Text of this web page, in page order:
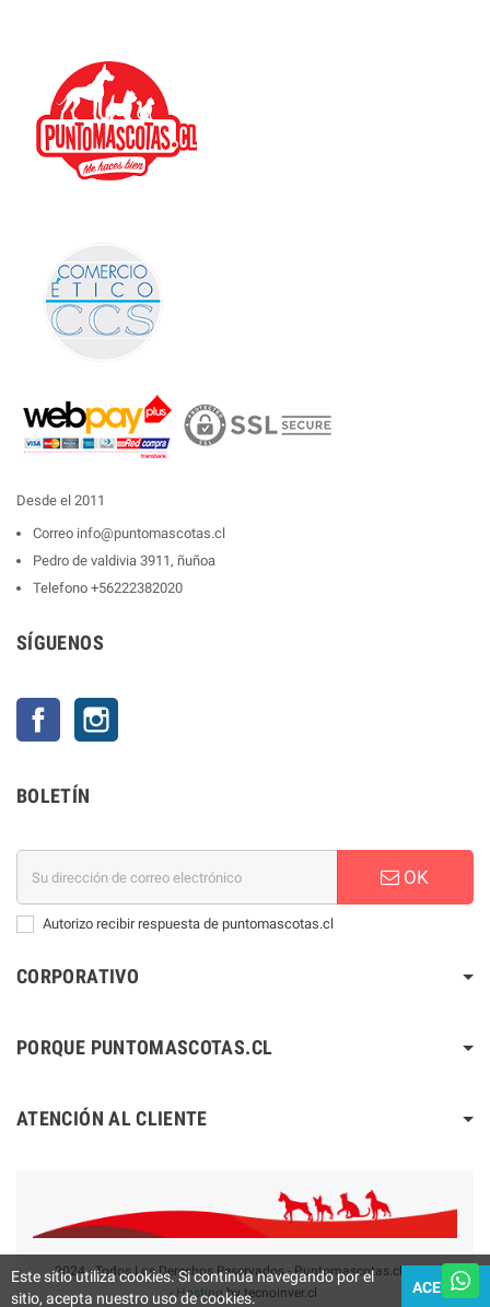
Desde el 2011
Correo info@puntomascotas.cl
Pedro de valdivia 3911, ñuñoa
Telefono +56222382020
SÍGUENOS
Facebook
BOLETÍN
OK
Autorizo recibir respuesta de puntomascotas.cl
CORPORATIVO
PORQUE PUNTOMASCOTAS.CL
ATENCIÓN AL CLIENTE
2024 - Todos Los Derechos Reservados - Puntomascotas.cl V2.0
-Hosting by tecnoinver.cl
Este sitio utiliza cookies. Si continúa navegando por el
sitio, acepta nuestro uso de cookies.
ACEPTAR